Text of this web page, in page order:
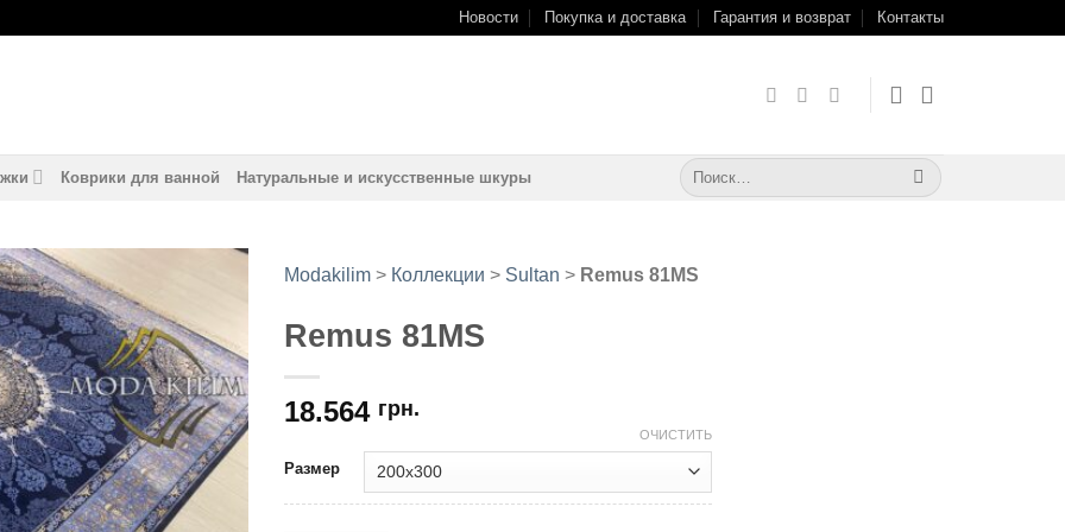
Новости Покупка и доставка Гарантия и возврат Контакты
Коврики для ванной Натуральные и искусственные шкуры
Искать:
Добавить
в
избранное
Modakilim > Коллекции > Sultan > Remus 81MS
Remus 81MS
18.564 грн.
Размер
ОЧИСТИТЬ